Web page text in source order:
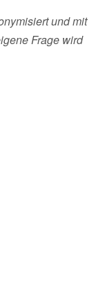
und mit
Frage wird